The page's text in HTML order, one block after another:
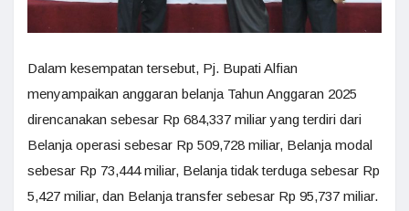
Dalam kesempatan tersebut, Pj. Bupati Alfian
menyampaikan anggaran belanja Tahun Anggaran 2025
direncanakan sebesar Rp 684,337 miliar yang terdiri dari
Belanja operasi sebesar Rp 509,728 miliar, Belanja modal
sebesar Rp 73,444 miliar, Belanja tidak terduga sebesar Rp
5,427 miliar, dan Belanja transfer sebesar Rp 95,737 miliar.